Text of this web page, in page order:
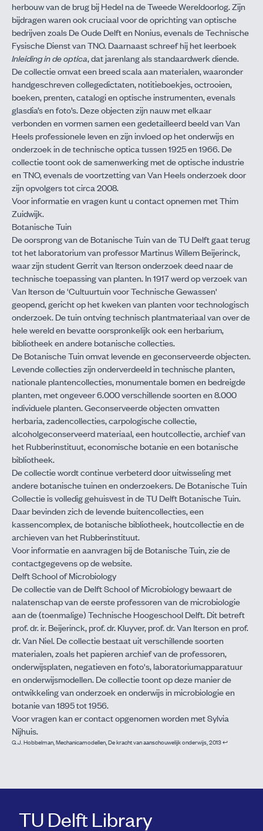
herbouw van de brug bij Hedel na de Tweede Wereldoorlog. Zijn
bijdragen waren ook cruciaal voor de oprichting van optische
bedrijven zoals De Oude Delft en Nonius, evenals de Technische
Fysische Dienst van TNO. Daarnaast schreef hij het leerboek
Inleiding in de optica, dat jarenlang als standaardwerk diende.
De collectie omvat een breed scala aan materialen, waaronder
handgeschreven collegedictaten, notitieboekjes, octrooien,
boeken, prenten, catalogi en optische instrumenten, evenals
glasdia’s en foto’s. Deze objecten zijn nauw met elkaar
verbonden en vormen samen een gedetailleerd beeld van Van
Heels professionele leven en zijn invloed op het onderwijs en
onderzoek in de technische optica tussen 1925 en 1966. De
collectie toont ook de samenwerking met de optische industrie
en TNO, evenals de voortzetting van Van Heels onderzoek door
zijn opvolgers tot circa 2008.
Voor informatie en vragen kunt u contact opnemen metThim
Zuidwijk.
Botanische Tuin
De oorsprong van de Botanische Tuin van de TU Delft gaat terug
tot het laboratorium van professor Martinus Willem Beijerinck,
waar zijn student Gerrit van Iterson onderzoek deed naar de
technische toepassing van planten. In 1917 werd op verzoek van
Van Iterson de 'Cultuurtuin voor Technische Gewassen'
geopend, gericht op het kweken van planten voor technologisch
onderzoek. De tuin ontving technisch plantmateriaal van over de
hele wereld en bevatte oorspronkelijk ook een herbarium,
bibliotheek en andere botanische collecties.
De Botanische Tuin omvat levende en geconserveerde objecten.
Levende collecties zijn onderverdeeld in technische planten,
nationale plantencollecties, monumentale bomen en bedreigde
planten, met ongeveer 6.000 verschillende soorten en 8.000
individuele planten. Geconserveerde objecten omvatten
herbaria, zadencollecties, carpologische collectie,
alcoholgeconserveerd materiaal, een houtcollectie, archief van
het Rubberinstituut, economische botanie en een botanische
bibliotheek.
De collectie wordt continue verbeterd door uitwisseling met
andere botanische tuinen en onderzoekers. De Botanische Tuin
Collectie is volledig gehuisvest in de TU Delft Botanische Tuin.
Daar bevinden zich de levende buitencollecties, een
kassencomplex, de botanische bibliotheek, houtcollectie en de
archieven van het Rubberinstituut.
Voor informatie en aanvragen bij de Botanische Tuin, zie de
contactgegevens op dewebsite.
Delft School of Microbiology
De collectie van de Delft School of Microbiology bewaart de
nalatenschap van de eerste professoren van de microbiologie
aan de (toenmalige) Technische Hoogeschool Delft. Dit betreft
prof. dr. ir. Beijerinck, prof. dr. Kluyver, prof. dr. Van Iterson en prof.
dr. Van Niel. De collectie bestaat uit verschillende soorten
materialen, zoals het papieren archief van de professoren,
onderwijsplaten, negatieven en foto's, laboratoriumapparatuur
en onderwijsmodellen. De collectie toont op deze manier de
ontwikkeling van onderzoek en onderwijs in microbiologie en
botanie van 1895 tot 1956.
Voor vragen kan er contact opgenomen worden metSylvia
Nijhuis.
Footnotes
G.J. Hobbelman, Mechanicamodellen, De kracht van aanschouwelijk onderwijs, 2013↩
TU Delft Library